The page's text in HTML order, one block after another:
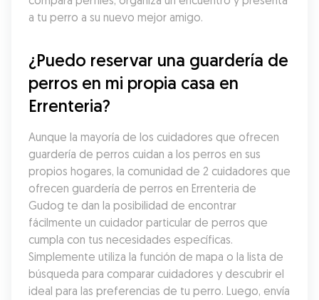
a tu perro a su nuevo mejor amigo.
¿Puedo reservar una guardería de
perros en mi propia casa en
Errenteria?
Aunque la mayoría de los cuidadores que ofrecen
guardería de perros cuidan a los perros en sus
propios hogares, la comunidad de 2 cuidadores que
ofrecen guardería de perros en Errenteria de
Gudog te dan la posibilidad de encontrar
fácilmente un cuidador particular de perros que
cumpla con tus necesidades específicas.
Simplemente utiliza la función de mapa o la lista de
búsqueda para comparar cuidadores y descubrir el
ideal para las preferencias de tu perro. Luego, envía